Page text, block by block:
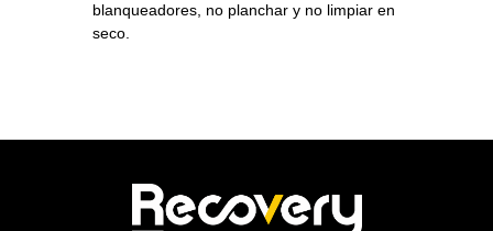
blanqueadores, no planchar y no limpiar en
seco.